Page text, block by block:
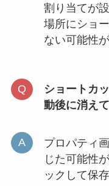
割り当てが
場所にショ
ない可能性
ショートカ
動後に消え
プロパティ
じた可能性
ックして保